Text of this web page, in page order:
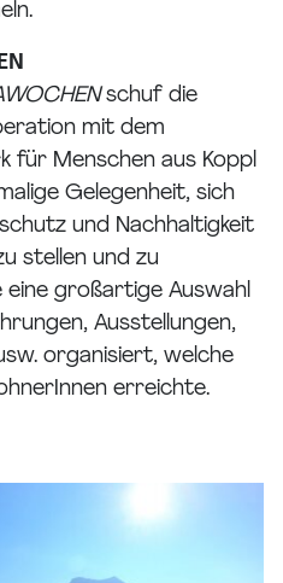
schuf die
mit dem
für Menschen aus Koppl
Gelegenheit, sich
und Nachhaltigkeit
stellen und zu
eine großartige Auswahl
Ausstellungen,
organisiert, welche
erreichte.